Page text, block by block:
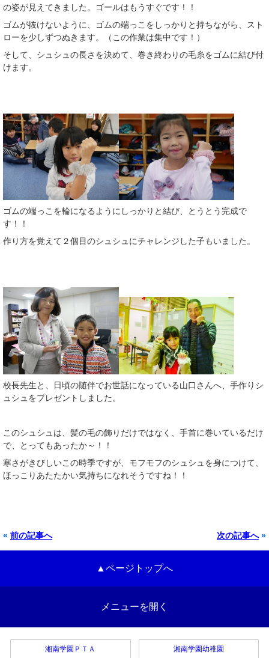
の姿が見えてきました。ゴールはもうすぐです！！
ゴムが抜けないように、ゴムの端っこをしっかりと持ちながら、スト
ローを少しずつぬきます。（この作業は集中です！）
そして、シュシュの長さを決めて、巻き終わりの毛糸をゴムに結び付
けます。
ゴムの端っこを輪になるようにしっかりと結び、とうとう完成で
す！！
作り方を覚えて２個目のシュシュにチャレンジした子もいました。
校長先生と、日頃の随伴でお世話になっている山口さんへ、手作りシ
ュシュをプレゼントしました。
このシュシュは、髪の毛の飾りだけではなく、手首に巻いているだけ
で、とってもあったか～！！
寒さがきびしいこの時季ですが、モフモフのシュシュを身につけて、
ほっこりあたたかい気持ちになれそうですね！！
« 前の記事へ 次の記事へ»
▲ページトップへ
メニューを開く
湘南学園ＰＴＡ 湘南学園幼稚園